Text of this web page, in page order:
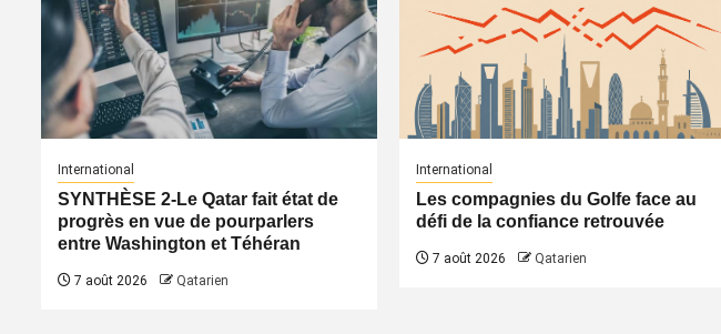
International
SYNTHÈSE 2-Le Qatar fait état de
progrès en vue de pourparlers
entre Washington et Téhéran
7 août 2026 Qatarien
International
Les compagnies du Golfe face au
défi de la confiance retrouvée
7 août 2026 Qatarien